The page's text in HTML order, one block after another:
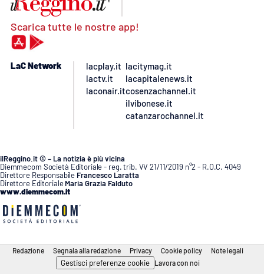
Scarica tutte le nostre app!
LaC Network
lacplay.it
lactv.it
laconair.it
lacitymag.it
lacapitalenews.it
cosenzachannel.it
ilvibonese.it
catanzarochannel.it
ilReggino.it © – La notizia è più vicina
Diemmecom Società Editoriale - reg. trib. VV 21/11/2019 n°2 - R.O.C. 4049
Direttore Responsabile Francesco Laratta
Direttore Editoriale Maria Grazia Falduto
www.diemmecom.it
Redazione Segnala alla redazione Privacy Cookie policy Note legali
Gestisci preferenze cookie Lavora con noi